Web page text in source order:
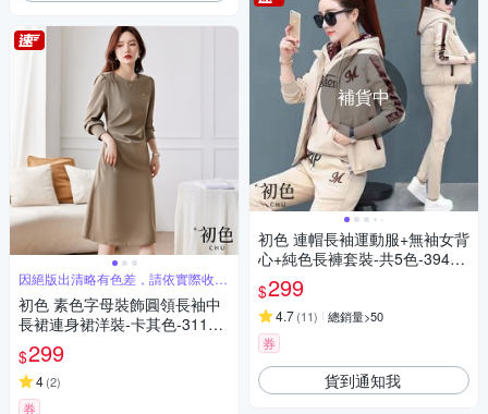
因絕版出清略有色差，請依實際收到
商品為主
初色 素色字母裝飾圓領長袖中
長裙連身裙洋裝-卡其色-31178
(M-2XL可選)
$299
4(2)
券
補貨中
初色 連帽長袖運動服+無袖女背
心+純色長褲套裝-共5色-39449
(M-4XL可選)
$299
4.7(11) 總銷量>50
券
貨到通知我